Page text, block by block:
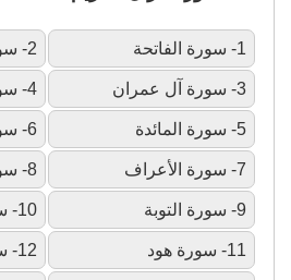
1- سورة الفاتحة 2- سورة البقرة
3- سورة آل عمران 4- سورة النساء
5- سورة المائدة 6- سورة الأنعام
7- سورة الأعراف 8- سورة الأنفال
9- سورة التوبة 10- سورة يونس
11- سورة هود 12- سورة يوسف